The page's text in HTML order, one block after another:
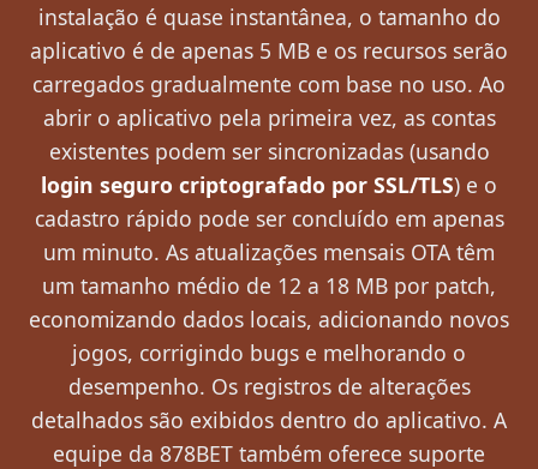
instalação é quase instantânea, o tamanho do
aplicativo é de apenas 5 MB e os recursos serão
carregados gradualmente com base no uso. Ao
abrir o aplicativo pela primeira vez, as contas
existentes podem ser sincronizadas (usando
login seguro criptografado por SSL/TLS) e o
cadastro rápido pode ser concluído em apenas
um minuto. As atualizações mensais OTA têm
um tamanho médio de 12 a 18 MB por patch,
economizando dados locais, adicionando novos
jogos, corrigindo bugs e melhorando o
desempenho. Os registros de alterações
detalhados são exibidos dentro do aplicativo. A
equipe da 878BET também oferece suporte